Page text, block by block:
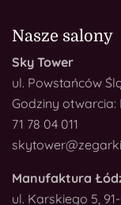
Nasze salony
Sky Tower
ul. Powstańców
Godziny otwarcia:
71 78 04 011
Manufaktura
ul. Karskiego 5,